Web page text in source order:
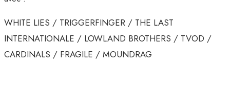
WHITE LIES / TRIGGERFINGER / THE LAST
INTERNATIONALE / LOWLAND BROTHERS / TVOD /
CARDINALS / FRAGILE / MOUNDRAG